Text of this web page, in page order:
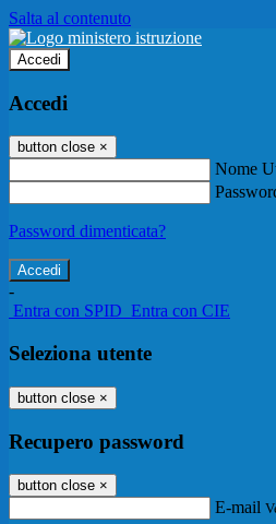
Salta al contenuto
Accedi
Accedi
button close ×
Nome
Password dimenticata?
-
Entra con SPID Entra con CIE
Seleziona utente
button close ×
Recupero password
button close ×
E-mail